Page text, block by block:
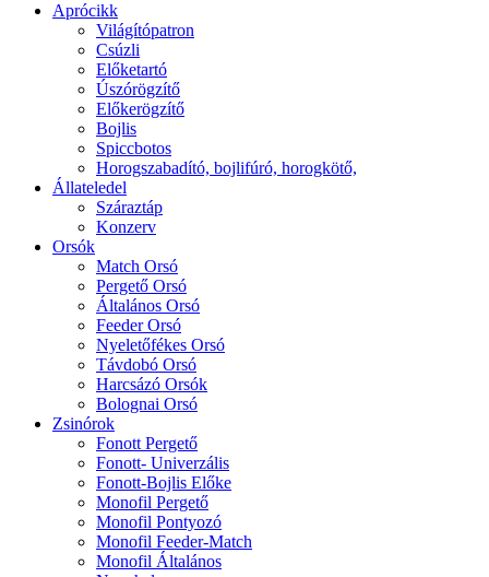
Aprócikk
Világítópatron
Csúzli
Előketartó
Úszórögzítő
Előkerögzítő
Bojlis
Spiccbotos
Horogszabadító, bojlifúró, horogkötő,
Állateledel
Száraztáp
Konzerv
Orsók
Match Orsó
Pergető Orsó
Általános Orsó
Feeder Orsó
Nyeletőfékes Orsó
Távdobó Orsó
Harcsázó Orsók
Bolognai Orsó
Zsinórok
Fonott Pergető
Fonott- Univerzális
Fonott-Bojlis Előke
Monofil Pergető
Monofil Pontyozó
Monofil Feeder-Match
Monofil Általános